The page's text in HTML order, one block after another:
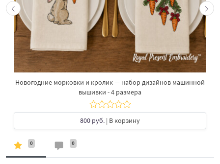
Новогодние морковки и кролик — набор дизайнов машинной
вышивки - 4 размера
800 руб. | В корзину
0 0